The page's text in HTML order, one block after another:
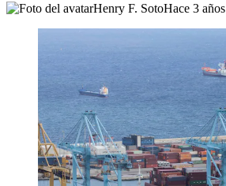
Henry F. SotoHace 3 años